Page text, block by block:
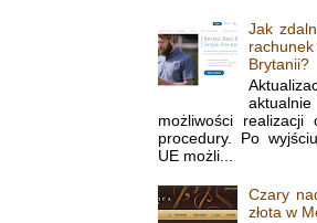
Jak
Brytanii?
możliwości realizacji
procedury. Po
UE możli...
Czary
złota w